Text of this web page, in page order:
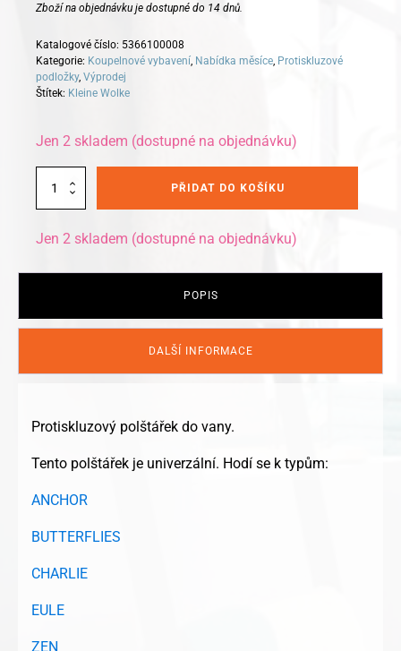
302 Kč.99 Kč.
Zboží na objednávku je dostupné do 14 dnů.
Katalogové číslo: 5366100008
Kategorie: Koupelnové vybavení, Nabídka měsíce, Protiskluzové
podložky, Výprodej
Štítek: Kleine Wolke
Jen 2 skladem (dostupné na objednávku)
Kleine
protiskluzový
polštářek
Pillow
PŘIDAT DO KOŠÍKU
Jen 2 skladem (dostupné na objednávku)
POPIS
DALŠÍ INFORMACE
Protiskluzový polštářek do vany.
Tento polštářek je univerzální. Hodí se k typům:
ANCHOR
BUTTERFLIES
CHARLIE
EULE
ZEN